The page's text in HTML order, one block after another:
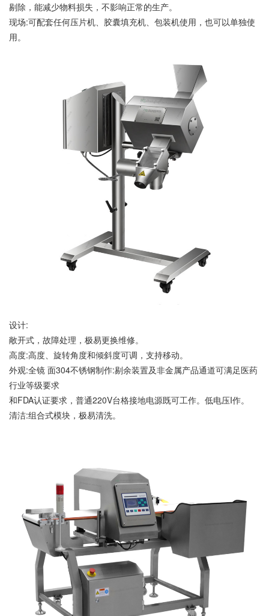
剔除，能减少物料损失，不影响正常的生产。
现场:可配套任何压片机、胶囊填充机、包装机使用，也可以单独使
用。
设计:
敞开式，故障处理，极易更换维修。
高度:高度、旋转角度和倾斜度可调，支持移动。
外观:全镜 面304不锈钢制作:剔余装置及非金属产品通道可满足医药
行业等级要求
和FDA认证要求，普通220V台格接地电源既可工作。低电压I作。
清洁:组合式模块，极易清洗。